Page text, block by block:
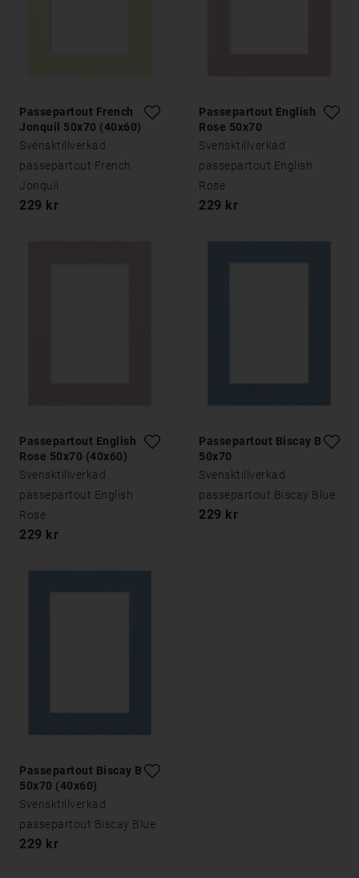
Passepartout French
Jonquil 50x70 (40x60)
Svensktillverkad
passepartout French
Jonquil
229 kr
Passepartout English
Rose 50x70
Svensktillverkad
passepartout English
Rose
229 kr
Passepartout English
Rose 50x70 (40x60)
Svensktillverkad
passepartout English
Rose
229 kr
Passepartout Biscay Blue
50x70
Svensktillverkad
passepartout Biscay Blue
229 kr
Passepartout Biscay Blue
50x70 (40x60)
Svensktillverkad
passepartout Biscay Blue
229 kr